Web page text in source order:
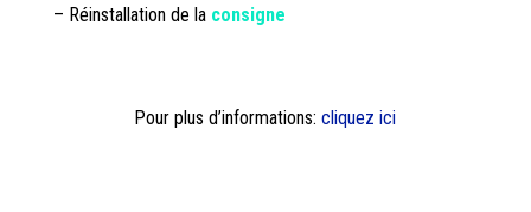
– Réinstallation de la consigne
Pour plus d’informations:cliquez ici